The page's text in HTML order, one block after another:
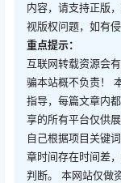
内容，请支持正版
视版权问题，如有
重点提示：
互联网转载资源会
骗本站概不负责！
指导，每篇文章内
享的所有平台仅供
自己根据项目关键
章时间存在时间差
判断。 本网站仅做